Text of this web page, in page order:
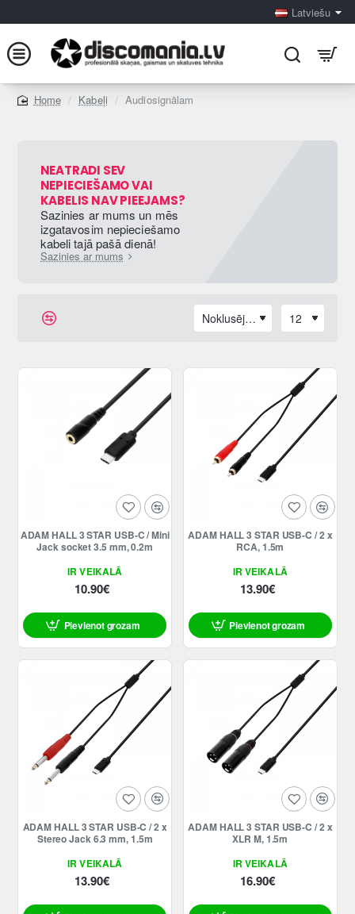
Latviešu
home
Kabeļi Audiosignālam
NEATRADI SEV
NEPIECIEŠAMO VAI
KABELIS NAV PIEEJAMS?
Sazinies ar mums un mēs
izgatavosim nepieciešamo
kabeli tajā pašā dienā!
Sazinies ar mums
Jaunums
IR VEIKALĀ
ADAM HALL 3 STAR USB-C / Mini
Jack socket 3.5 mm, 0.2m
10.90€
Pievienot grozam
Jaunums
IR VEIKALĀ
ADAM HALL 3 STAR USB-C / 2 x
RCA, 1.5m
13.90€
Pievienot grozam
Jaunums
IR VEIKALĀ
ADAM HALL 3 STAR USB-C / 2 x
Stereo Jack 6.3 mm, 1.5m
13.90€
Jaunums
IR VEIKALĀ
ADAM HALL 3 STAR USB-C / 2 x
XLR M, 1.5m
16.90€